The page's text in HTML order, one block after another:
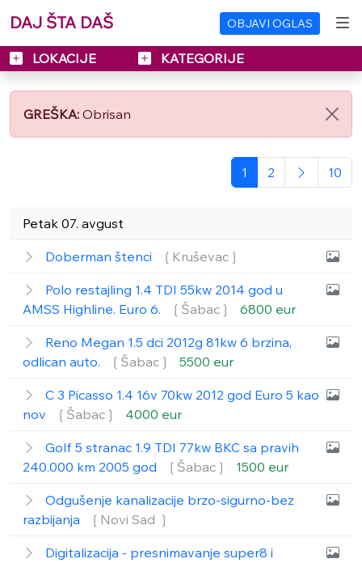
DAJ ŠTA DAŠ OBJAVI OGLAS
LOKACIJE KATEGORIJE
GREŠKA: Obrisan
1 2 10
Petak 07. avgust
Doberman štenci ❲Kruševac❳
Polo restajling 1.4 TDI 55kw 2014 god u
AMSS Highline. Euro 6.
❲Šabac❳ 6800 eur
Reno Megan 1.5 dci 2012g 81kw 6 brzina,
odlican auto.
❲Šabac❳ 5500 eur
C 3 Picasso 1.4 16v 70kw 2012 god Euro 5 kao
nov
❲Šabac❳ 4000 eur
Golf 5 stranac 1.9 TDI 77kw BKC sa pravih
240.000 km 2005 god
❲Šabac❳ 1500 eur
Odgušenje kanalizacije brzo-sigurno-bez
razbijanja
❲Novi Sad ❳
Digitalizacija - presnimavanje super8 i